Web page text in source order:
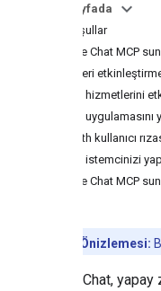
Bu sayfada
Ön koşullar
Google Chat MCP
API'leri
MCP hizmetlerini
Chat uygulamasını
OAuth kullanıcı
MCP istemcinizi
Google Chat MCP
Geliştirici Önizlemesi:
Google Chat,